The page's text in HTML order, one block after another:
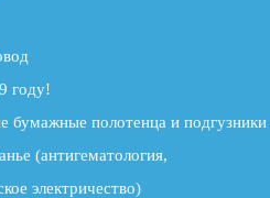
году!
бумажные полотенца и подгузники
(антигематология,
электричество)